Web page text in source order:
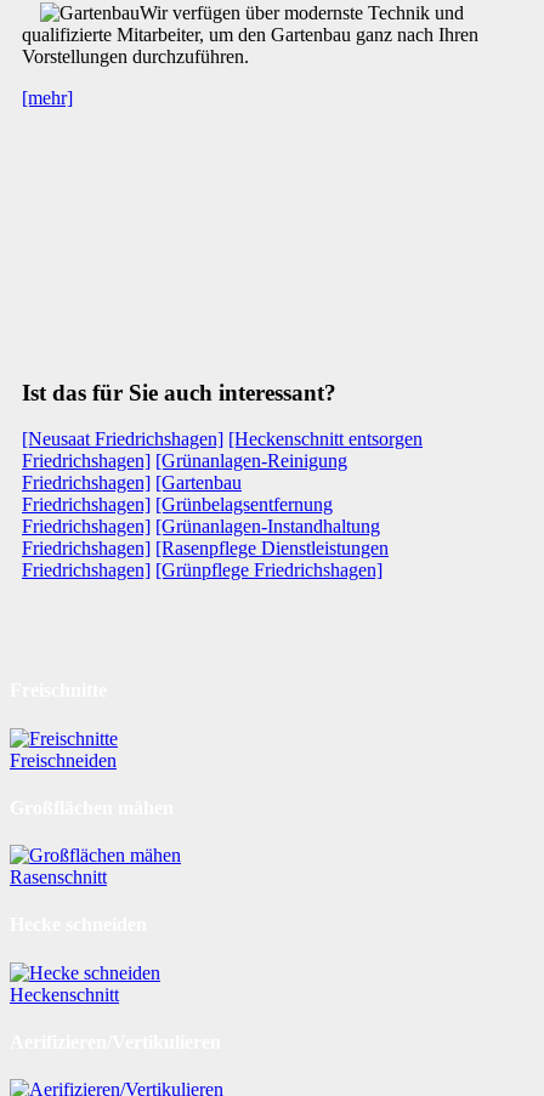
Wir verfügen über modernste Technik und
qualifizierte Mitarbeiter, um den Gartenbau ganz nach Ihren
Vorstellungen durchzuführen.
[mehr]
Ist das für Sie auch interessant?
[Neusaat Friedrichshagen] [Heckenschnitt entsorgen
Friedrichshagen] [Grünanlagen-Reinigung
Friedrichshagen] [Gartenbau
Friedrichshagen] [Grünbelagsentfernung
Friedrichshagen] [Grünanlagen-Instandhaltung
Friedrichshagen] [Rasenpflege Dienstleistungen
Friedrichshagen] [Grünpflege Friedrichshagen]
Freischneiden
Rasenschnitt
Heckenschnitt